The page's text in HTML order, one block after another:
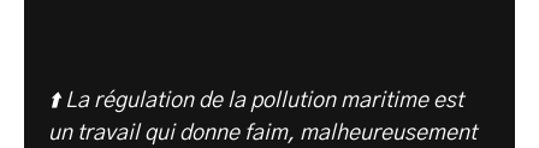
⬆️ La régulation de la pollution maritime est
un travail qui donne faim, malheureusement